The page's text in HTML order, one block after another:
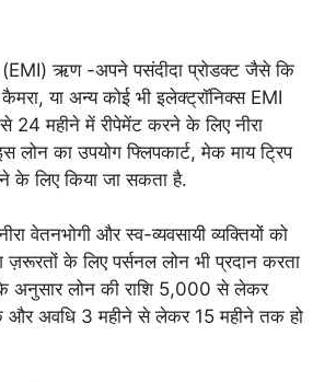
(EMI) ऋण -अपने पसंदीदा प्रोडक्ट जैसे कि
कैमरा, या अन्य कोई भी इलेक्ट्रॉनिक्स EMI
24 महीने में रीपेमेंट करने के लिए नीरा
लोन का उपयोग फ्लिपकार्ट, मेक माय ट्रिप
के लिए किया जा सकता है.
वेतनभोगी और स्व-व्यवसायी व्यक्तियों को
के लिए पर्सनल लोन भी प्रदान करता
अनुसार लोन की राशि 5,000 से लेकर
अवधि 3 महीने से लेकर 15 महीने तक हो